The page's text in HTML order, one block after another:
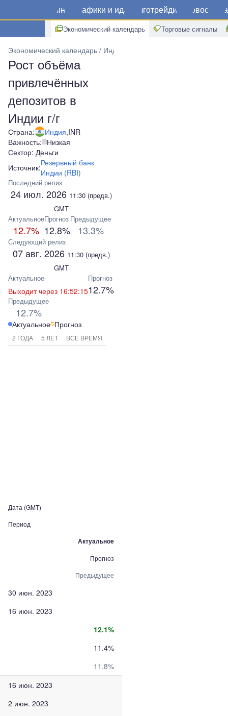
Рынки Графики и идеи Алготрейдинг Новости
Экономический календарь Торговые сигналы
Экономический календарь Индия
Рост объёма
привлечённых
депозитов в
Индии г/г
Страна: Индия,INR
Важность: Низкая
Сектор: Деньги
Источник:Резервный банк
Индии (RBI)
Последний релиз
24 июл. 2026 11:30 (предв.)
GMT
Актуальное
12.7%
Прогноз
12.8%
Предыдущее
13.3%
Следующий релиз
07 авг. 2026 11:30 (предв.)
GMT
Актуальное
Выходит через 16:52:15
Прогноз
12.7%
Предыдущее
12.7%
Актуальное Прогноз
2 ГОДА 5 ЛЕТ ВСЕ ВРЕМЯ
Дата (GMT)
Период
Актуальное
Прогноз
Предыдущее
30 июн. 2023
16 июн. 2023
12.1%
11.4%
11.8%
16 июн. 2023
2 июн. 2023